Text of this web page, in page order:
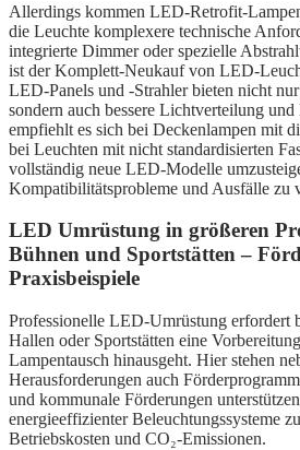
Allerdings kommen LED-Retrofit-
die Leuchte komplexere technische
integrierte Dimmer oder spezielle
ist der Komplett-Neukauf von LED-
LED-Panels und -Strahler bieten nicht
sondern auch bessere Lichtverteilung und
empfiehlt es sich bei Deckenlampen mit
bei Leuchten mit nicht standardisierten
vollständig neue LED-Modelle
Kompatibilitätsprobleme und Ausfälle zu
LED Umrüstung in größeren
Bühnen und Sportstätten –
Praxisbeispiele
Professionelle LED-Umrüstung erfordert
Hallen oder Sportstätten eine
Lampentausch hinausgeht. Hier stehen
Herausforderungen auch
und kommunale Förderungen
energieeffizienter Beleuchtungssysteme
Betriebskosten und CO₂-Emissionen.